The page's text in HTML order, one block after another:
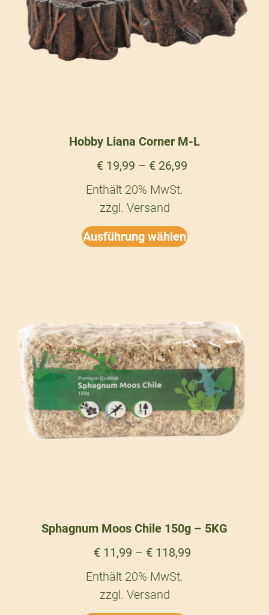
Hobby Liana Corner M-L
€ 19,99 – € 26,99
Enthält 20% MwSt.
zzgl. Versand
Ausführung wählen
Sphagnum Moos Chile 150g – 5KG
€11,99 – €118,99
Enthält 20% MwSt.
zzgl. Versand